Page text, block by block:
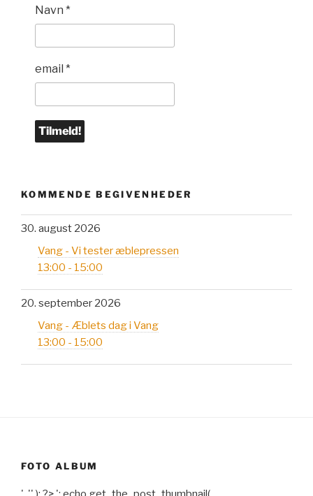
Navn *
email *
KOMMENDE BEGIVENHEDER
30. august 2026
Vang - Vi tester æblepressen
13:00 - 15:00
20. september 2026
Vang - Æblets dag i Vang
13:00 - 15:00
FOTO ALBUM